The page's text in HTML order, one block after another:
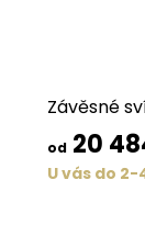
Závěsné
od 20
U vás do